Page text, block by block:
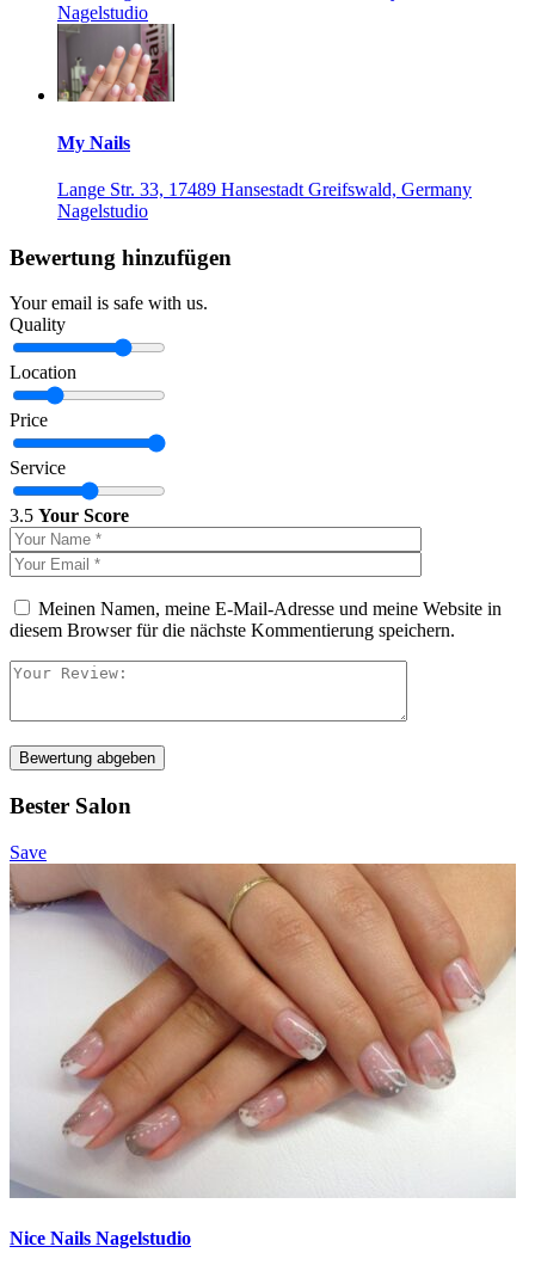
Nagelstudio
My Nails
Lange Str. 33, 17489 Hansestadt Greifswald, Germany
Nagelstudio
Bewertung hinzufügen
Your email is safe with us.
Quality
Location
Price
Service
3.5 Your Score
Meinen Namen, meine E-Mail-Adresse und meine Website in
diesem Browser für die nächste Kommentierung speichern.
Bewertung abgeben
Bester Salon
Save
Nice Nails Nagelstudio